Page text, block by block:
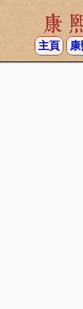
康
主頁